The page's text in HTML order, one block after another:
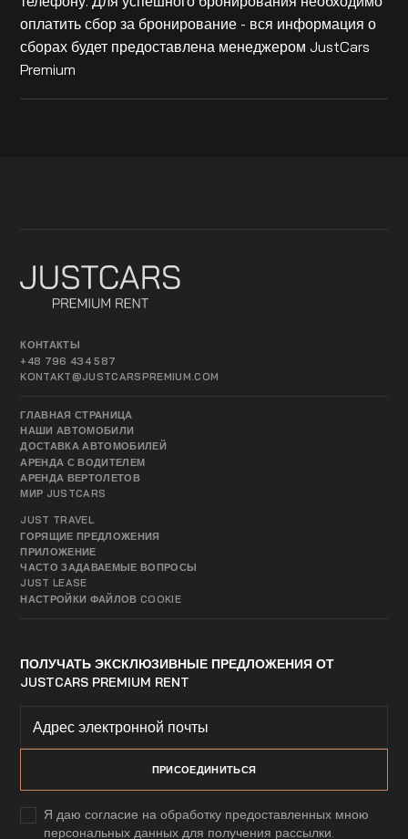
оплатить сбор за бронирование - вся информация о
сборах будет предоставлена менеджером JustCars
Premium
КОНТАКТЫ
+48 796 434 587
KONTAKT@JUSTCARSPREMIUM.COM
ГЛАВНАЯ СТРАНИЦА
НАШИ АВТОМОБИЛИ
ДОСТАВКА АВТОМОБИЛЕЙ
АРЕНДА С ВОДИТЕЛЕМ
АРЕНДА ВЕРТОЛЕТОВ
МИР JUSTCARS
JUST TRAVEL
ГОРЯЩИЕ ПРЕДЛОЖЕНИЯ
ПРИЛОЖЕНИЕ
ЧАСТО ЗАДАВАЕМЫЕ ВОПРОСЫ
JUST LEASE
НАСТРОЙКИ ФАЙЛОВ COOKIE
ПОЛУЧАТЬ ЭКСКЛЮЗИВНЫЕ ПРЕДЛОЖЕНИЯ ОТ
JUSTCARS PREMIUM RENT
Я даю согласие на обработку предоставленных мною
персональных данных для получения рассылки.